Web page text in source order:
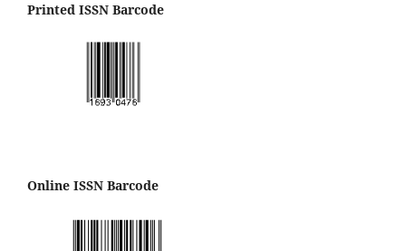
Printed ISSN Barcode
Online ISSN Barcode